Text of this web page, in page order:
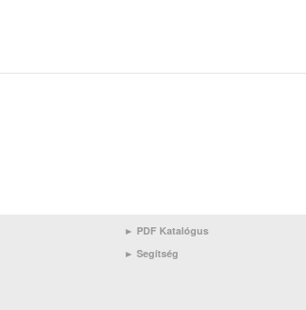
► PDF Katalógus
► Segítség